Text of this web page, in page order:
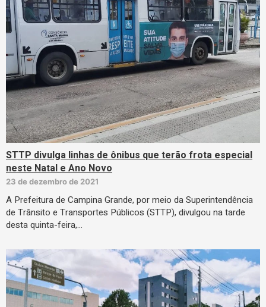
STTP divulga linhas de ônibus que terão frota especial
neste Natal e Ano Novo
23 de dezembro de 2021
A Prefeitura de Campina Grande, por meio da Superintendência
de Trânsito e Transportes Públicos (STTP), divulgou na tarde
desta quinta-feira,…